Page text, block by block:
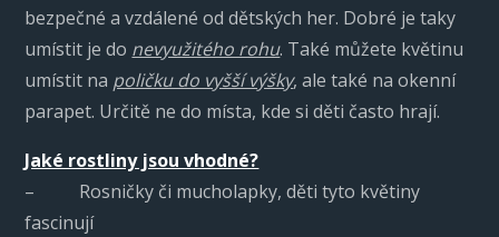
bezpečné a vzdálené od dětských her. Dobré je taky
umístit je do nevyužitého rohu. Také můžete květinu
umístit na poličku do vyšší výšky, ale také na okenní
parapet. Určitě ne do místa, kde si děti často hrají.
Jaké rostliny jsou vhodné?
– Rosničky či mucholapky, děti tyto květiny
fascinují